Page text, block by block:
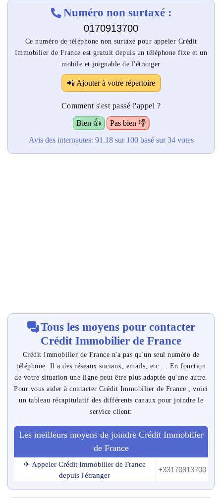
Numéro non surtaxé :
0170913700
Ce numéro de téléphone non surtaxé pour appeler Crédit
Immobilier de France est gratuit depuis un téléphone fixe et un
mobile et joignable de l'étranger
📲 Ajouter à votre répertoire
Comment s'est passé l'appel ?
Bien 👍
Pas bien 👎
Avis des internautes: 91.18sur 100basé sur34votes
Tous les moyens pour contacter
Crédit Immobilier de France
Crédit Immobilier de France n'a pas qu'un seul numéro de
téléphone. Il a des réseaux sociaux, emails, etc ... En fonction
de votre situation une ligne peut être plus adaptée qu'une autre.
Pour vous aider à contacter Crédit Immobilier de France , voici
un tableau récapitulatif des différents canaux pour joindre le
service client:
Les meilleurs moyens de joindre Crédit Immobilier
de France
✈ Appeler Crédit Immobilier de France
depuis l'étranger
+33170913700